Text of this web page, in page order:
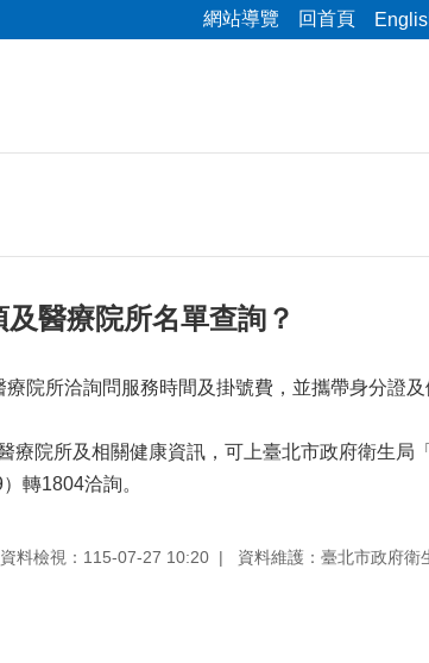
網站導覽 回首頁
醫療院所名單查詢？
院所洽詢問服務時間及掛號費，並攜帶身分證
療院所及相關健康資訊，可上臺北市政府衛生局
轉1804洽詢。
資料檢視：115-07-27 10:20 資料維護：臺北市政府衛